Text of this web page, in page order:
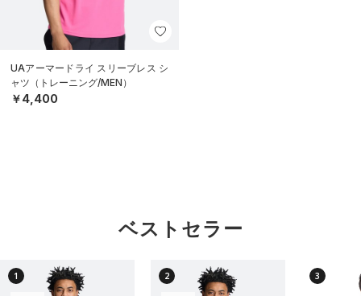
UAアーマードライ スリーブレス シ
ャツ（トレーニング/MEN）
￥4,400
ベストセラー
1 2 3